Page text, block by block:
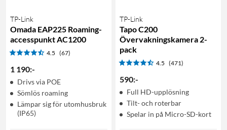
TP-Link
Omada EAP225 Roaming-
accesspunkt AC1200
4.5 (67)
1 190:-
Drivs via POE
Sömlös roaming
Lämpar sig för utomhusbruk
(IP65)
TP-Link
Tapo C200
Övervakningskamera 2-
pack
4.5 (471)
590:-
Full HD-upplösning
Tilt- och roterbar
Spelar in på Micro-SD-kort